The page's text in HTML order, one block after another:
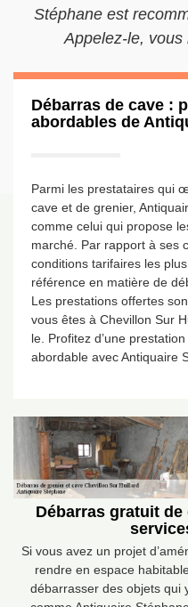
Stéphane est
Appelez-le, vous
Débarras de cave :
abordables de
Parmi les prestataires qui
cave et de grenier,
comme celui qui propose
marché. Par rapport à ses
conditions tarifaires les
référence en matière de
Les prestations offertes
vous êtes à Chevillon Sur
le. Profitez d’une
abordable avec Antiquaire
Débarras gratuit
Si vous avez un projet
rendre en espace
débarrasser des objets qui